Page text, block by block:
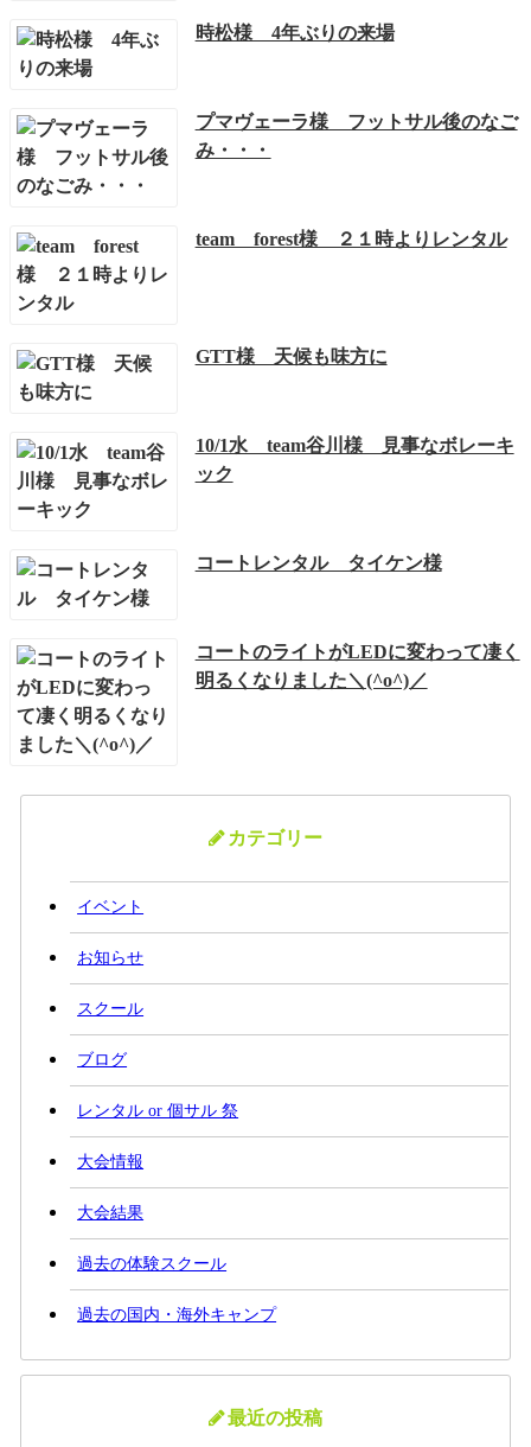
時松様 4年ぶりの来場
プマヴェーラ様 フットサル後のなご
み・・・
team forest様 ２１時よりレンタル
GTT様 天候も味方に
10/1水 team谷川様 見事なボレーキ
ック
コートレンタル タイケン様
コートのライトがLEDに変わって凄く
明るくなりました＼(^o^)／
カテゴリー
イベント
お知らせ
スクール
ブログ
レンタル or 個サル 祭
大会情報
大会結果
過去の体験スクール
過去の国内・海外キャンプ
最近の投稿